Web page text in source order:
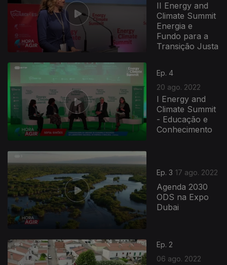
II Energy and
Climate Summit
Energia e
Fundo para a
Transição Justa
Ep. 4
20 ago. 2022
I Energy and
Climate Summit
- Educação e
Conhecimento
Ep. 3 17 ago. 2022
Agenda 2030
ODS na Expo
Dubai
Ep. 2
06 ago. 2022
632884